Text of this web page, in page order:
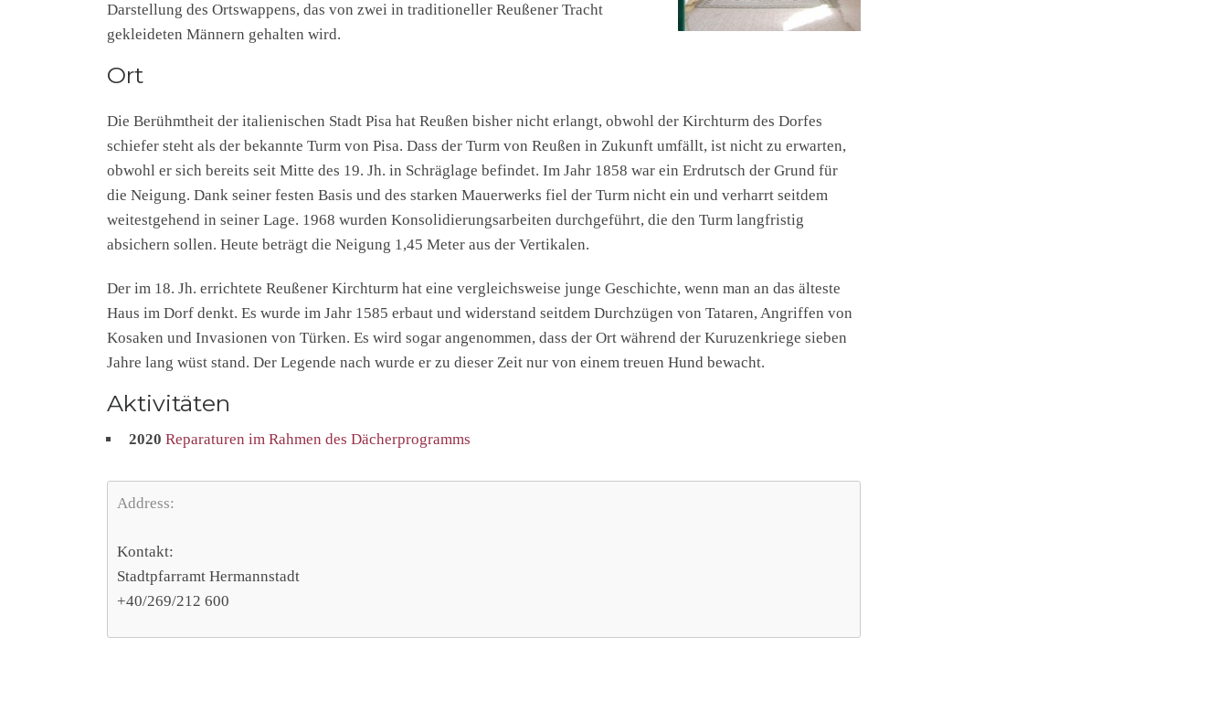
Darstellung des Ortswappens, das von zwei in traditioneller Reußener Tracht
gekleideten Männern gehalten wird.
Ort
Die Berühmtheit der italienischen Stadt Pisa hat Reußen bisher nicht erlangt, obwohl der Kirchturm des Dorfes
schiefer steht als der bekannte Turm von Pisa. Dass der Turm von Reußen in Zukunft umfällt, ist nicht zu erwarten,
obwohl er sich bereits seit Mitte des 19. Jh. in Schräglage befindet. Im Jahr 1858 war ein Erdrutsch der Grund für
die Neigung. Dank seiner festen Basis und des starken Mauerwerks fiel der Turm nicht ein und verharrt seitdem
weitestgehend in seiner Lage. 1968 wurden Konsolidierungsarbeiten durchgeführt, die den Turm langfristig
absichern sollen. Heute beträgt die Neigung 1,45 Meter aus der Vertikalen.
Der im 18. Jh. errichtete Reußener Kirchturm hat eine vergleichsweise junge Geschichte, wenn man an das älteste
Haus im Dorf denkt. Es wurde im Jahr 1585 erbaut und widerstand seitdem Durchzügen von Tataren, Angriffen von
Kosaken und Invasionen von Türken. Es wird sogar angenommen, dass der Ort während der Kuruzenkriege sieben
Jahre lang wüst stand. Der Legende nach wurde er zu dieser Zeit nur von einem treuen Hund bewacht.
Aktivitäten
2020 Reparaturen im Rahmen des Dächerprogramms
Address:
Kontakt:
Stadtpfarramt Hermannstadt
+40/269/212 600